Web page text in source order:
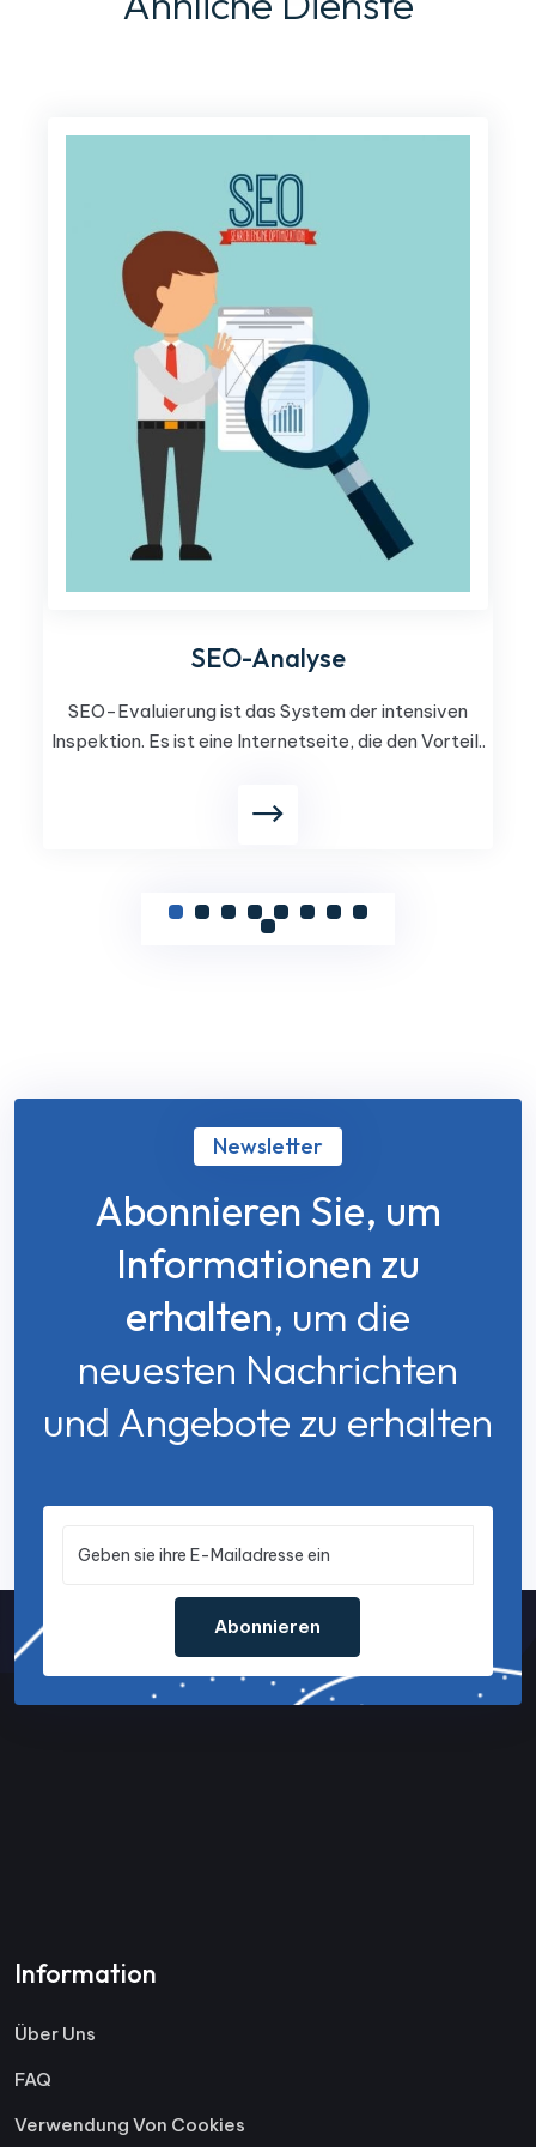
SEO-Analyse
SEO-Evaluierung ist das System der intensiven
Inspektion. Es ist eine Internetseite, die den Vorteil..
Newsletter
Abonnieren Sie, um
Informationen zu
erhalten, um die
neuesten Nachrichten
und Angebote zu erhalten
Abonnieren
Information
Über Uns
FAQ
Verwendung Von Cookies